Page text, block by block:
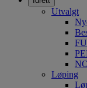
Utvalgt
Løping